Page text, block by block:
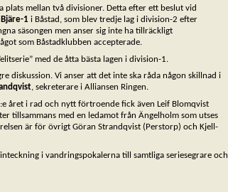
plats mellan två divisioner. Detta efter ett beslut vid
Bjäre-1 i Båstad, som blev tredje lag i division-2 efter
säsongen men anser sig inte ha tillräckligt
som Båstadklubben accepterade.
med de åtta bästa lagen i division-1.
diskussion. Vi anser att det inte ska råda någon skillnad i
, sekreterare i Alliansen Ringen.
året i rad och nytt förtroende fick även Leif Blomqvist
tillsammans med en ledamot från Ängelholm som utses
är för övrigt Göran Strandqvist (Perstorp) och Kjell-
i vandringspokalerna till samtliga seriesegrare och